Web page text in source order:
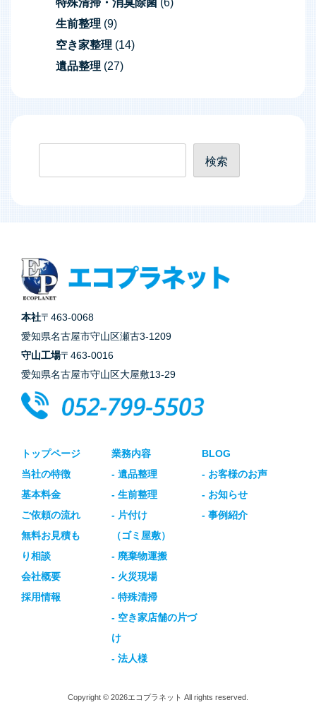
特殊清掃・消臭除菌 (6)
生前整理 (9)
空き家整理 (14)
遺品整理 (27)
索
検索
本社〒463-0068
愛知県名古屋市守山区瀬古3-1209
守山工場〒463-0016
愛知県名古屋市守山区大屋敷13-29
トップページ
当社の特徴
基本料金
ご依頼の流れ
無料お見積も
り相談
会社概要
採用情報
業務内容
- 遺品整理
- 生前整理
- 片付け
（ゴミ屋敷）
- 廃棄物運搬
- 火災現場
- 特殊清掃
- 空き家店舗の片づ
け
- 法人様
BLOG
- お客様のお声
- お知らせ
- 事例紹介
Copyright © 2026エコプラネット All rights reserved.